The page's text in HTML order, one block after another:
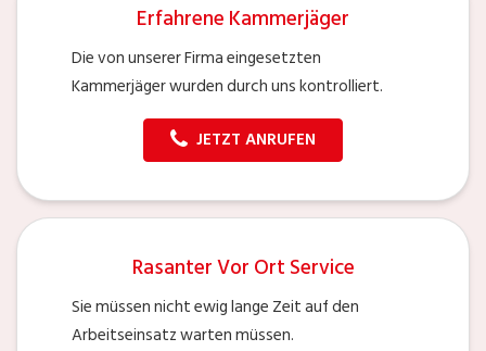
Erfahrene Kammerjäger
Die von unserer Firma eingesetzten
Kammerjäger wurden durch uns kontrolliert.
JETZT ANRUFEN
Rasanter Vor Ort Service
Sie müssen nicht ewig lange Zeit auf den
Arbeitseinsatz warten müssen.